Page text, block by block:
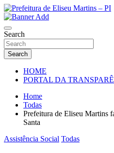
Skip
to
content
Prefeitura de Eliseu
Search
Search
HOME
PORTAL DA
Home
Todas
Prefeitura de Eliseu Martins
Santa
Assistência Social Todas